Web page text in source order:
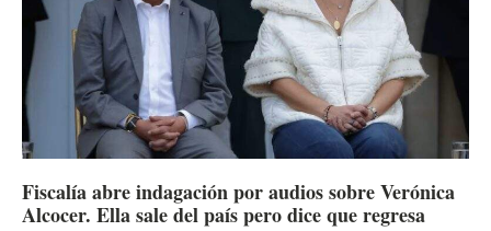
Fiscalía abre indagación por audios sobre Verónica
Alcocer. Ella sale del país pero dice que regresa